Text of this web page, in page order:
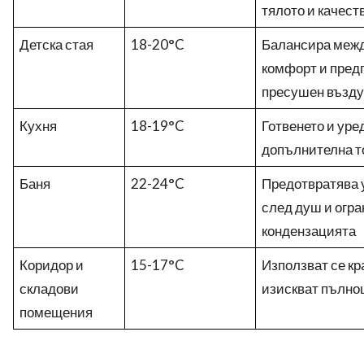
тялото и
Детска стая
18-20°C
Балансира
комфорт и
пресушен
Кухня
18-19°C
Готвенето и
допълнителна
Баня
22-24°C
Предотвратява
след душ и
кондензацията
Коридор и
складови
помещения
15-17°C
Използват се
изискват